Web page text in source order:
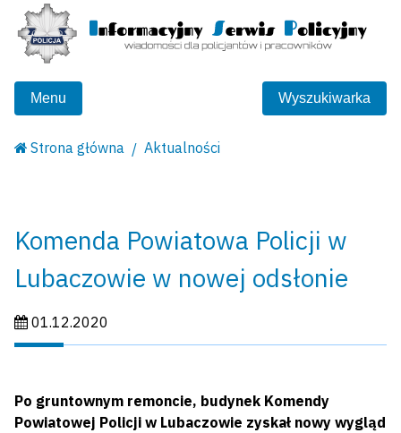
Menu Wyszukiwarka
Strona główna Aktualności
Komenda Powiatowa Policji w
Lubaczowie w nowej odsłonie
Data publikacji:
01.12.2020
Po gruntownym remoncie, budynek Komendy
Powiatowej Policji w Lubaczowie zyskał nowy wygląd